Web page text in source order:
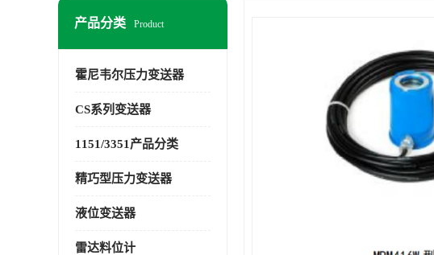
产品分类 Product
霍尼韦尔压力变送器
CS系列变送器
1151/3351产品分类
精巧型压力变送器
液位变送器
雷达料位计